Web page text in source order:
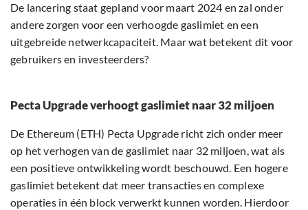
De lancering staat gepland voor maart 2024 en zal onder
andere zorgen voor een verhoogde gaslimiet en een
uitgebreide netwerkcapaciteit. Maar wat betekent dit voor
gebruikers en investeerders?
Pecta Upgrade verhoogt gaslimiet naar 32 miljoen
De Ethereum (ETH) Pecta Upgrade richt zich onder meer
op het verhogen van de gaslimiet naar 32 miljoen, wat als
een positieve ontwikkeling wordt beschouwd. Een hogere
gaslimiet betekent dat meer transacties en complexe
operaties in één block verwerkt kunnen worden. Hierdoor